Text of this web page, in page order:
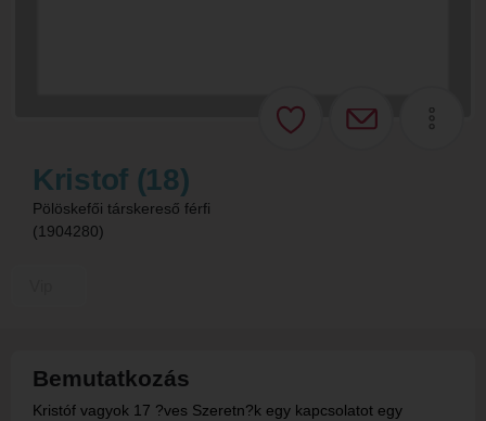
Kristof (18)
Pölöskefői társkereső férfi
(1904280)
Bemutatkozás
Kristóf vagyok 17 ?ves Szeretn?k egy kapcsolatot egy